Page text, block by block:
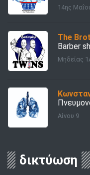
14ης
The
Barber
Μηδείας
Αίνου 9
δικτύωση